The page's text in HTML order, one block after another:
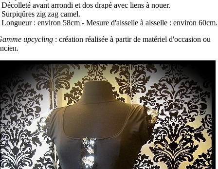
Décolleté avant arrondi et dos drapé avec liens à nouer.
Surpiqûres zig zag camel.
Longueur : environ 58cm - Mesure d'aisselle à aisselle : environ 60cm.
upcycling : création réalisée à partir de matériel d'occasion ou